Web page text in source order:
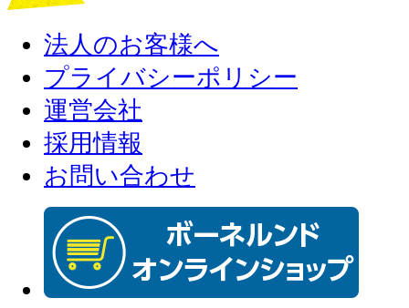
法人のお客様へ
プライバシーポリシー
運営会社
採用情報
お問い合わせ